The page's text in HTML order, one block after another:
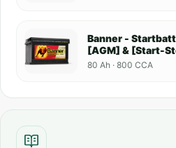
Banner -
[AGM] & [Start-
80 Ah · 800 CCA